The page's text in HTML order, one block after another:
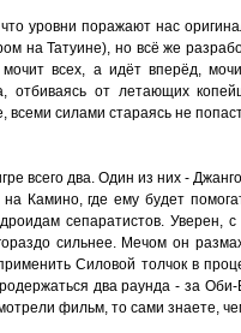
уровни поражают нас
на Татуине), но всё же
всех, а идёт вперёд,
отбиваясь от летающих
всеми силами стараясь не
всего два. Один из них -
Камино, где ему будет
сепаратистов. Уверен,
сильнее. Мечом он
Силовой толчок в
два раунда - за
фильм, то сами знаете,